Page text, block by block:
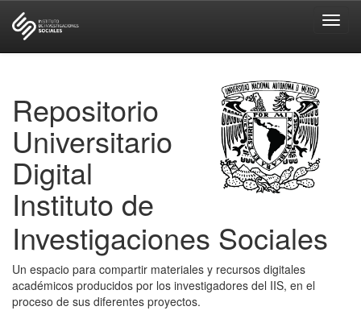
Repositorio
Universitario
Digital
Instituto de
Investigaciones Sociales
Un espacio para compartir materiales y recursos digitales
académicos producidos por los investigadores del IIS, en el
proceso de sus diferentes proyectos.